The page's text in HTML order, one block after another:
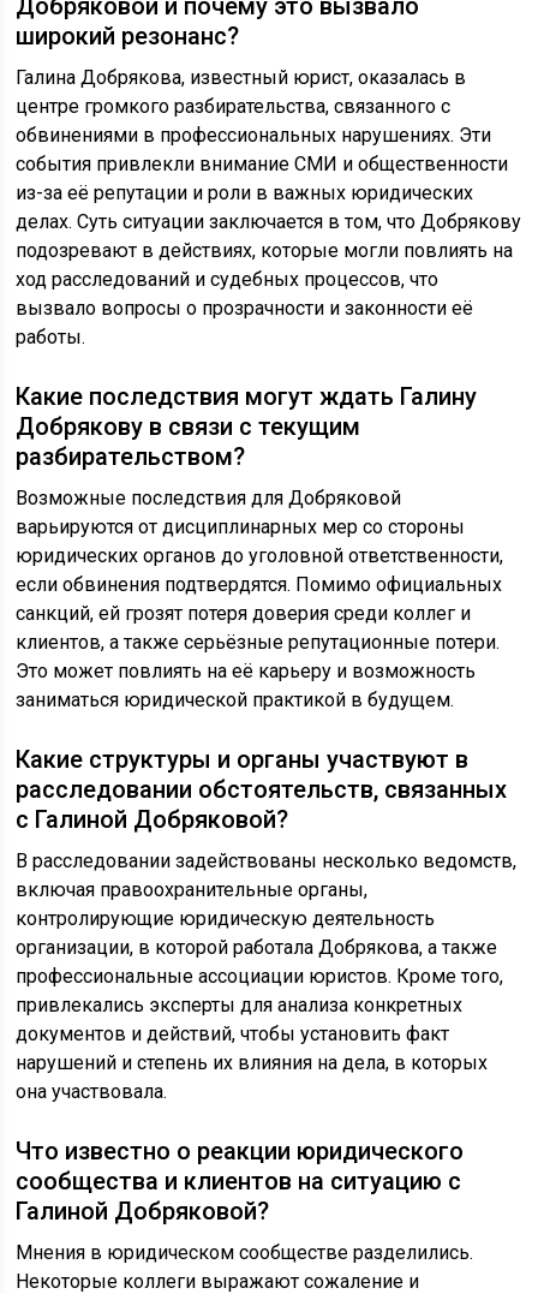
широкий резонанс?
Галина Добрякова, известный юрист, оказалась в
центре громкого разбирательства, связанного с
обвинениями в профессиональных нарушениях. Эти
события привлекли внимание СМИ и общественности
из-за её репутации и роли в важных юридических
делах. Суть ситуации заключается в том, что Добрякову
подозревают в действиях, которые могли повлиять на
ход расследований и судебных процессов, что
вызвало вопросы о прозрачности и законности её
работы.
Какие последствия могут ждать Галину
Добрякову в связи с текущим
разбирательством?
Возможные последствия для Добряковой
варьируются от дисциплинарных мер со стороны
юридических органов до уголовной ответственности,
если обвинения подтвердятся. Помимо официальных
санкций, ей грозят потеря доверия среди коллег и
клиентов, а также серьёзные репутационные потери.
Это может повлиять на её карьеру и возможность
заниматься юридической практикой в будущем.
Какие структуры и органы участвуют в
расследовании обстоятельств, связанных
с Галиной Добряковой?
В расследовании задействованы несколько ведомств,
включая правоохранительные органы,
контролирующие юридическую деятельность
организации, в которой работала Добрякова, а также
профессиональные ассоциации юристов. Кроме того,
привлекались эксперты для анализа конкретных
документов и действий, чтобы установить факт
нарушений и степень их влияния на дела, в которых
она участвовала.
Что известно о реакции юридического
сообщества и клиентов на ситуацию с
Галиной Добряковой?
Мнения в юридическом сообществе разделились.
Некоторые коллеги выражают сожаление и